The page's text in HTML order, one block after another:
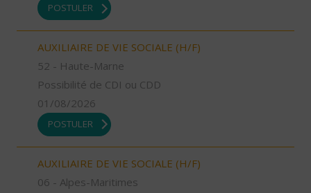
POSTULER
AUXILIAIRE DE VIE SOCIALE (H/F)
52 - Haute-Marne
Possibilité de CDI ou CDD
01/08/2026
POSTULER
AUXILIAIRE DE VIE SOCIALE (H/F)
06 - Alpes-Maritimes